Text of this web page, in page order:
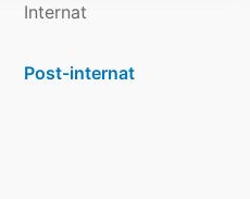
Internat
Post-internat